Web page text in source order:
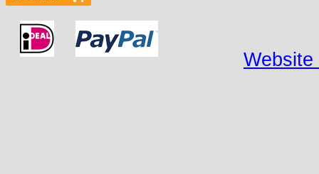
Website